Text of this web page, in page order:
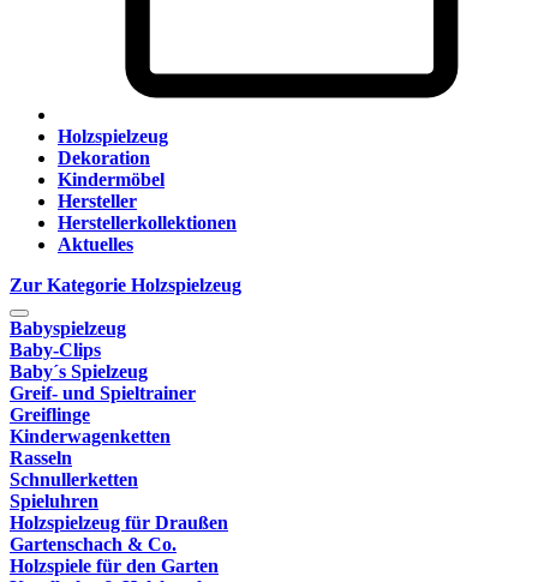
Holzspielzeug
Dekoration
Kindermöbel
Hersteller
Herstellerkollektionen
Aktuelles
Zur Kategorie Holzspielzeug
Babyspielzeug
Baby-Clips
Baby´s Spielzeug
Greif- und Spieltrainer
Greiflinge
Kinderwagenketten
Rasseln
Schnullerketten
Spieluhren
Holzspielzeug für Draußen
Gartenschach & Co.
Holzspiele für den Garten